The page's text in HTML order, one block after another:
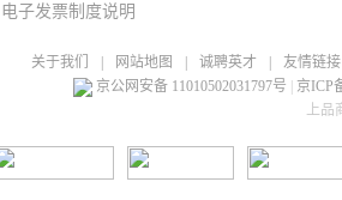
电子发票制度说明
关于我们 网站地图 诚聘英才
友情链接
京公网安备 11010502031797号
京ICP
上品